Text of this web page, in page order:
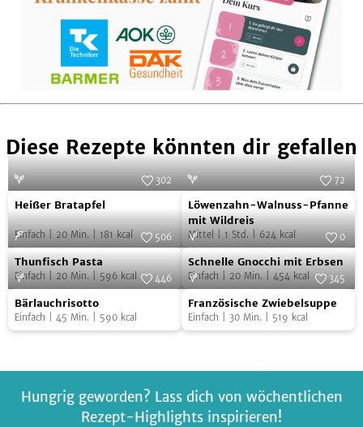
Diese Rezepte könnten dir gefallen
Heißer
Bratapfel
Foto:
302
Heißer Bratapfel
Einfach 20 Min. 181 kcal
Löwenzahn-
Walnuss-
Pfanne
mit
Wildreis
Foto: SevenCooks
72
Löwenzahn-Walnuss-Pfanne
mit Wildreis
Mittel 1 Std. 624 kcal
Thunfisch
Pasta
Foto:SevenCooks
506
Thunfisch Pasta
Einfach 20 Min. 596 kcal
Schnelle
Gnocchi
mit
Erbsen
Foto:SevenCooks
0
Schnelle Gnocchi mit Erbsen
Einfach 20 Min. 454 kcal
Bärlauchrisotto
446
Bärlauchrisotto
Einfach 45 Min. 590 kcal
Französische
Zwiebelsuppe
Foto: SevenCooks
345
Französische Zwiebelsuppe
Einfach 30 Min. 519 kcal
Hungrig geworden? Lass dich von wöchentlichen
Rezept-Highlights inspirieren!